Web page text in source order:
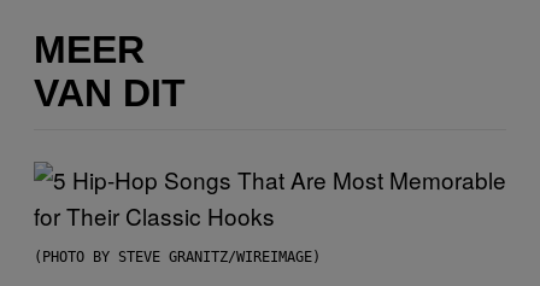
MEER
VAN DIT
(PHOTO BY STEVE GRANITZ/WIREIMAGE)